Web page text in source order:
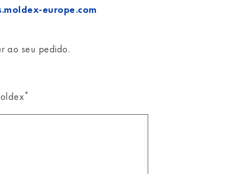
europe.com
ao seu pedido.
*